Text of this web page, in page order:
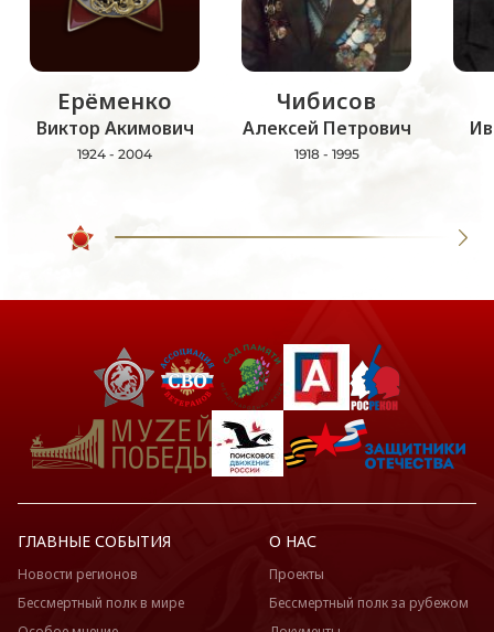
Ерёменко
Виктор Акимович
1924 - 2004
Чибисов
Алексей Петрович
1918 - 1995
ГЛАВНЫЕ СОБЫТИЯ
Новости регионов
Бессмертный полк в мире
О НАС
Проекты
Бессмертный полк за рубежом